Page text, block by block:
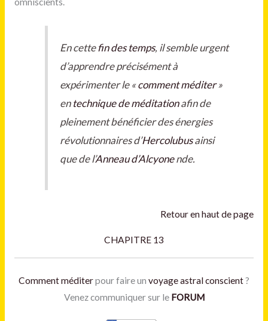
En cettefin des temps, il semble urgent
d’apprendre précisément à
expérimenter le «comment méditer»
entechnique de méditationafin de
pleinement bénéficier des énergies
révolutionnaires d’Hercolubusainsi
que de l’Anneau d’Alcyonende.
Retour en haut de page
CHAPITRE 13
Comment méditerpour faire un voyage astralconscient?
Venez communiquer sur le FORUM